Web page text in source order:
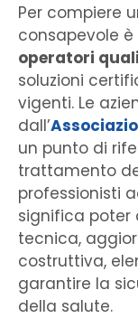
Per compiere
consapevole
operatori
soluzioni
vigenti. Le
dall’
un punto di
trattamento
professionisti
significa poter
tecnica,
costruttiva,
garantire la
della salute.